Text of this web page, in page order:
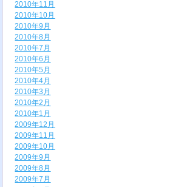
2010年11月
2010年10月
2010年9月
2010年8月
2010年7月
2010年6月
2010年5月
2010年4月
2010年3月
2010年2月
2010年1月
2009年12月
2009年11月
2009年10月
2009年9月
2009年8月
2009年7月